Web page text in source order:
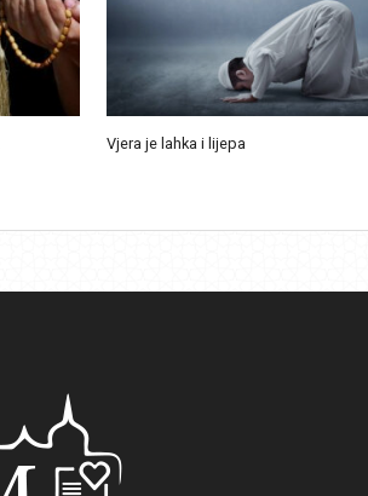
Vjera je lahka i lijepa